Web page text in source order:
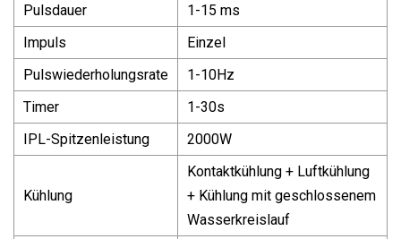
Pulsdauer
1-15 ms
Impuls
Einzel
Pulswiederholungsrate
1-10Hz
Timer
1-30s
IPL-Spitzenleistung
2000W
Kühlung
Kontaktkühlung + Luftkühlung
+ Kühlung mit geschlossenem
Wasserkreislauf